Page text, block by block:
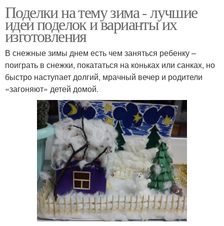
Поделки на тему зима - лучшие
идеи поделок и варианты их
изготовления
В снежные зимы днем есть чем заняться ребенку –
поиграть в снежки, покататься на коньках или санках, но
быстро наступает долгий, мрачный вечер и родители
«загоняют» детей домой.